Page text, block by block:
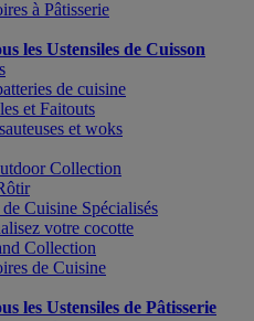
à Pâtisserie
les Ustensiles de Cuisson
de cuisine
et Faitouts
et woks
Collection
Cuisine Spécialisés
votre cocotte
Collection
de Cuisine
les Ustensiles de Pâtisserie